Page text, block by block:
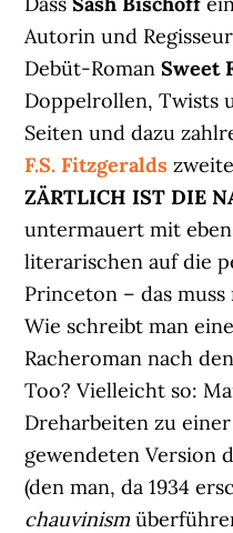
Autorin und
Debüt-RomanSweet
Doppelrollen, Twists
Seiten und dazu
F.S. Fitzgeralds
ZÄRTLICH IST DIE
untermauert mit
literarischen auf die
Princeton – das
Wie schreibt man
Racheroman nach
Too? Vielleicht so:
Dreharbeiten zu
gewendeten Version
(den man, da 1934
chauvinism